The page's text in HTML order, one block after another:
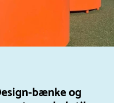
bænke og